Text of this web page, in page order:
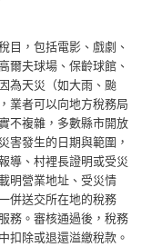
目，包括電影、戲劇、
爾夫球場、保齡球館、
為天災（如大雨、颱
業者可以向地方稅務局
不複雜，多數縣市開放
害發生的日期與範圍，
導、村裡長證明或受災
明營業地址、受災情
併送交所在地的稅務
務。審核通過後，稅務
扣除或退還溢繳稅款。